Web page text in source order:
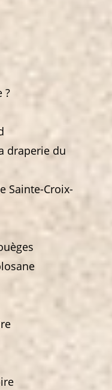
?
draperie du
Sainte-Croix-